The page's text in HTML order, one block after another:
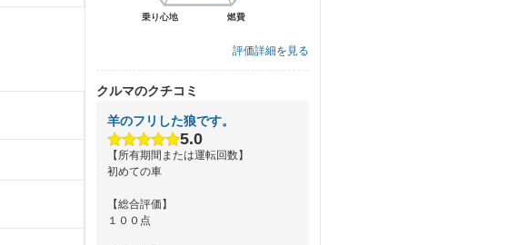
燃費
乗り心地 燃費
乗り心地
評価詳細を見る
クルマのクチコミ
羊のフリした狼です。
5.0
【所有期間または運転回数】
初めての車
【総合評価】
１００点